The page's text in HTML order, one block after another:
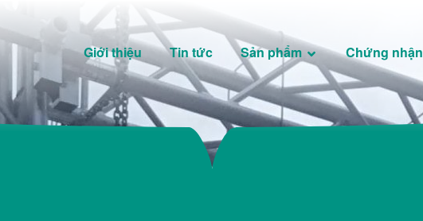
Giới thiệu Tin tức Sản phẩm Chứng nhận